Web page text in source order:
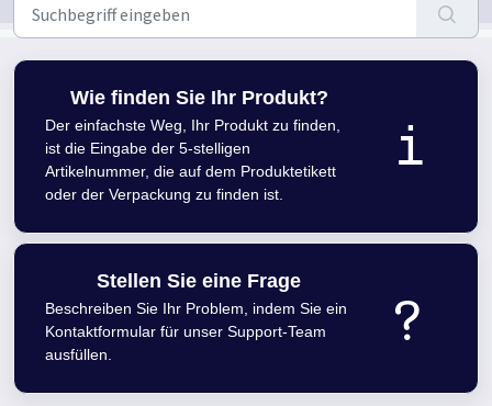
Wie finden Sie Ihr Produkt?
Der einfachste Weg, Ihr Produkt zu finden,
ist die Eingabe der 5-stelligen
Artikelnummer, die auf dem Produktetikett
oder der Verpackung zu finden ist.
i
Stellen Sie eine Frage
Beschreiben Sie Ihr Problem, indem Sie ein
Kontaktformular für unser Support-Team
ausfüllen.
?